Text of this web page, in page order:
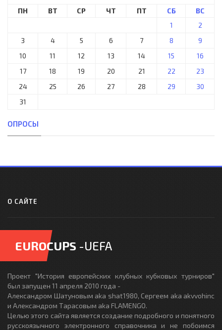
ПН ВТ СР ЧТ ПТ СБ
ВС
1
2
3
4 5 6 7 8
9
10
11 12 13 14 15
16
17
18 19 20 21 22
23
24
25 26 27 28 29
30
31
ОПРОСЫ
О САЙТЕ
EUROCUPS -UEFA
Проект "История европейских клубных кубковых турниров"
был запущен 11 апреля 2010 года -
Александром Шатуновым aka shat1980, Сергеем aka akvvohinc
и Александром Тарасовым aka FLAMENGO.
Целью этого сайта является создание подробного и понятного
русскоязычного электронного справочника и не побоимся